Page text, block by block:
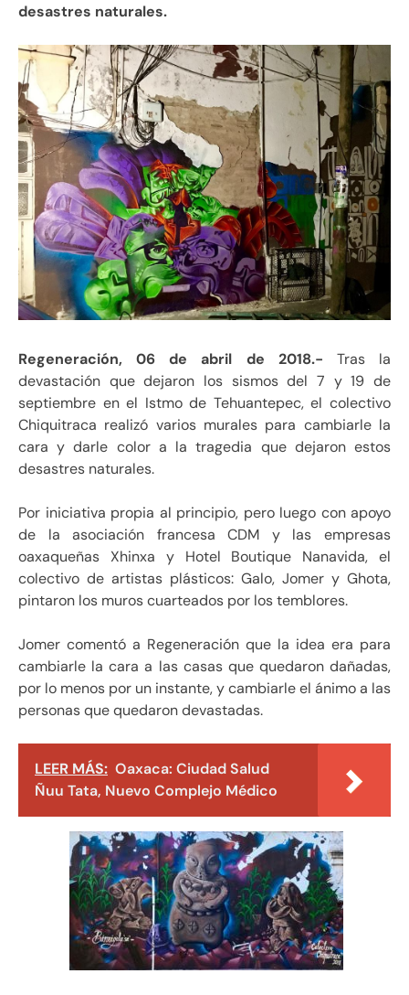
desastres naturales.
Regeneración, 06 de abril de 2018.- Tras la
devastación que dejaron los sismos del 7 y 19 de
septiembre en el Istmo de Tehuantepec, el colectivo
Chiquitraca realizó varios murales para cambiarle la
cara y darle color a la tragedia que dejaron estos
desastres naturales.
Por iniciativa propia al principio, pero luego con apoyo
de la asociación francesa CDM y las empresas
oaxaqueñas Xhinxa y Hotel Boutique Nanavida, el
colectivo de artistas plásticos: Galo, Jomer y Ghota,
pintaron los muros cuarteados por los temblores.
Jomer comentó a Regeneración que la idea era para
cambiarle la cara a las casas que quedaron dañadas,
por lo menos por un instante, y cambiarle el ánimo a las
personas que quedaron devastadas.
LEER MÁS: Oaxaca: Ciudad Salud
Ñuu Tata, Nuevo Complejo Médico